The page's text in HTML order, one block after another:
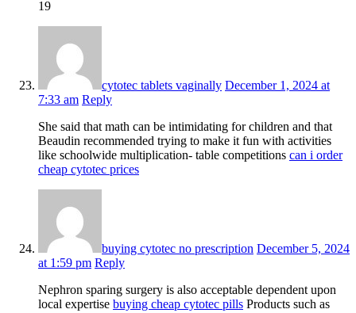
19
cytotec tablets vaginally December 1, 2024 at
7:33 am Reply
She said that math can be intimidating for children and that
Beaudin recommended trying to make it fun with activities
like schoolwide multiplication- table competitions can i order
cheap cytotec prices
buying cytotec no prescription December 5, 2024
at 1:59 pm Reply
Nephron sparing surgery is also acceptable dependent upon
local expertise buying cheap cytotec pills Products such as